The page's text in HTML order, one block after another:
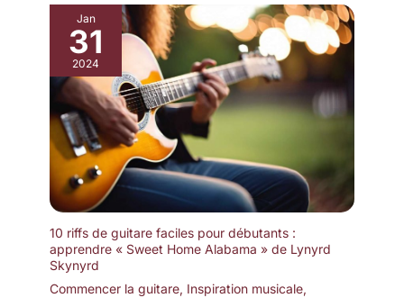
Veillez à ce que le métronome
soit à l'horizontale lorsque vous
l'utilisez. Sélectionnez le temps
correspondant (0,2,3,4,6),
déplacez les poids pour régler
le tempo, puis serrez le
mécanisme, tournez le pendule
sur le côté, relâchez votre main,
et le métronome est prêt à vous
accompagner !
Jan
31
2024
10 riffs de guitare faciles pour débutants :
apprendre « Sweet Home Alabama » de Lynyrd
Skynyrd
Commencer la guitare, Inspiration musicale,